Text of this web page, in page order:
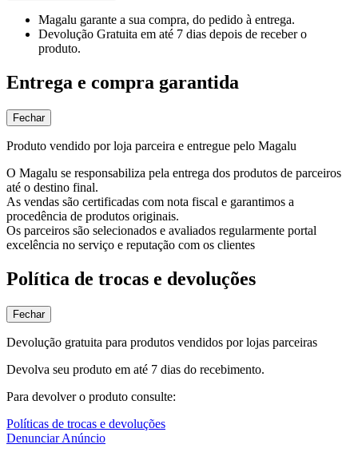
Magalu garante a sua compra, do pedido à entrega.
Devolução Gratuita em até 7 dias depois de receber o
produto.
Entrega e compra garantida
Fechar
Produto vendido por loja parceira e entregue pelo Magalu
O Magalu se responsabiliza pela entrega dos produtos de parceiros
até o destino final.
As vendas são certificadas com nota fiscal e garantimos a
procedência de produtos originais.
Os parceiros são selecionados e avaliados regularmente portal
excelência no serviço e reputação com os clientes
Política de trocas e devoluções
Fechar
Devolução gratuita para produtos vendidos por lojas parceiras
Devolva seu produto em até 7 dias do recebimento.
Para devolver o produto consulte:
Políticas de trocas e devoluções
Denunciar Anúncio